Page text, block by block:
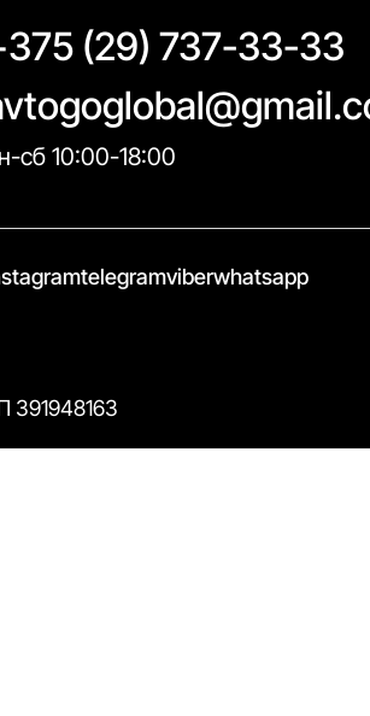
(29) 737-33-33
сб 10:00-18:00
telegramviberwhatsapp